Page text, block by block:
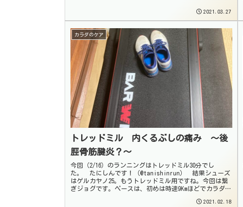
2021.03.27
カラダのケア
トレッドミル 内くるぶしの痛み 〜後
脛骨筋腱炎？〜
今回（2/16）のランニングはトレッドミル30分でし
た。 たにしんです！（@tanishinrun） 結果シューズ
はゲルカヤノ25。もうトレッドミル用ですね。今回は繋
ぎジョグです。ペースは、初めは時速9Kmほどでカラダを
2021.02.18